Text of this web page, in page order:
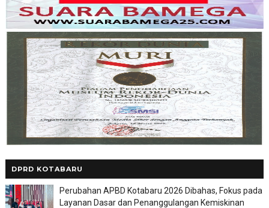
DPRD KOTABARU
Perubahan APBD Kotabaru 2026 Dibahas, Fokus pada
Layanan Dasar dan Penanggulangan Kemiskinan